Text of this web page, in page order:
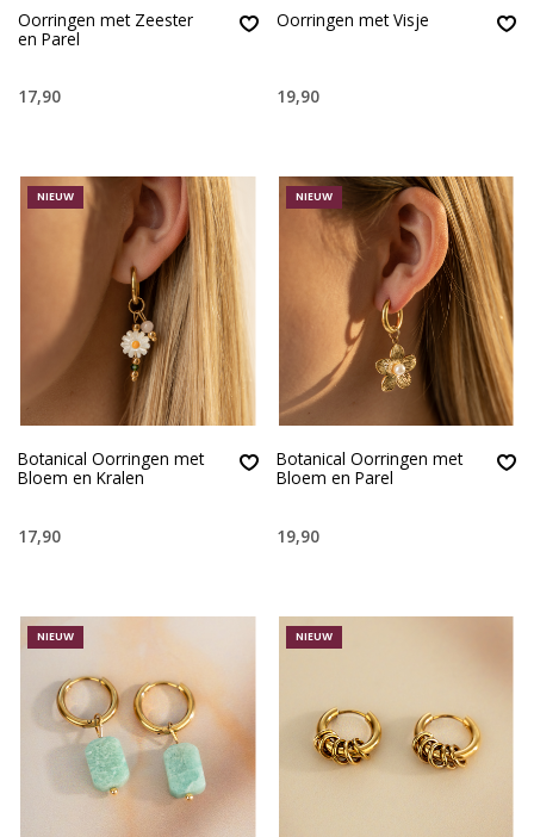
Oorringen met Zeester
en Parel
17,90
Oorringen met Visje
19,90
NIEUW
Botanical Oorringen met
Bloem en Kralen
17,90
NIEUW
Botanical Oorringen met
Bloem en Parel
19,90
NIEUW NIEUW